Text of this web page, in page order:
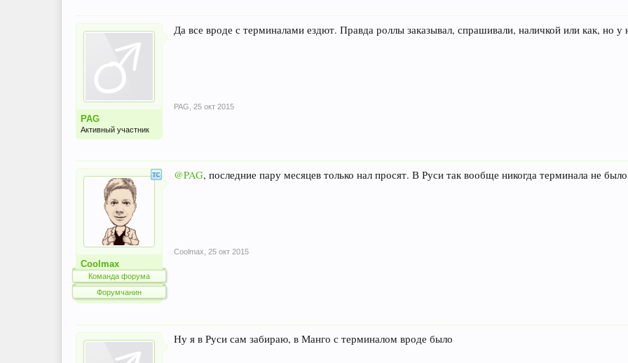
PAG
Активный участник
Да все вроде с терминалами ездют. Правда роллы заказывал, спрашивали, наличкой или как, но у
PAG 25 окт 2015
Coolmax
Команда форума
Форумчанин
@PAG, последние пару месяцев только нал просят. В Руси так вообще никогда терминала не
Coolmax 25 окт 2015
Ну я в Руси сам забираю, в Манго с терминалом вроде было